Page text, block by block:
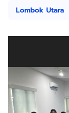
Lombok Utara